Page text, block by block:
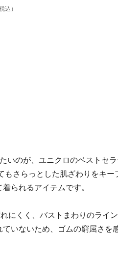
）
いのが、ユニクロのベストセ
もさらっとした肌ざわりをキ
られるアイテムです。
にくく、バストまわりのライ
いないため、ゴムの窮屈さを